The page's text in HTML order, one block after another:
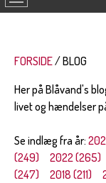
FORSIDE
BLOG
Her på Blåvand's
livet og hændelser
Se indlæg fra år:
(249)
2022 (265)
(247)
2018 (211)